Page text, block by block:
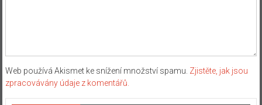
Web používá Akismet ke snížení množství spamu. Zjistěte, jak jsou
zpracovávány údaje z komentářů.